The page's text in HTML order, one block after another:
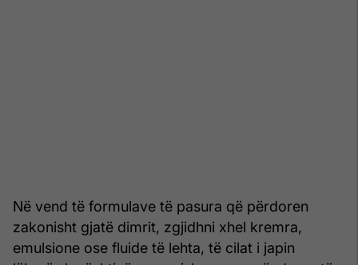
Në vend të formulave të pasura që përdoren
zakonisht gjatë dimrit, zgjidhni xhel kremra,
emulsione ose fluide të lehta, të cilat i japin